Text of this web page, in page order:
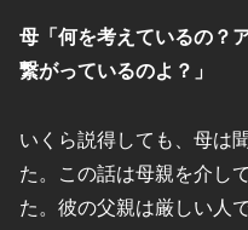
母「何を考えているの？
繋がっているのよ？」
いくら説得しても、母は
た。この話は母親を介し
た。彼の父親は厳しい人